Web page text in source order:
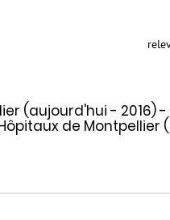
(aujourd'hui -
de Montpellier